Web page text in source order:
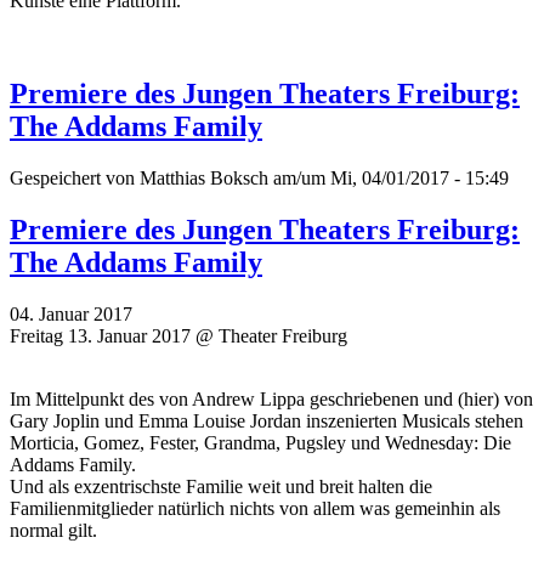
Premiere des Jungen Theaters Freiburg:
The Addams Family
Gespeichert von Matthias Boksch am/um Mi, 04/01/2017 - 15:49
Premiere des Jungen Theaters Freiburg:
The Addams Family
04. Januar 2017
Freitag 13. Januar 2017 @ Theater Freiburg
Im Mittelpunkt des von Andrew Lippa geschriebenen und (hier) von
Gary Joplin und Emma Louise Jordan inszenierten Musicals stehen
Morticia, Gomez, Fester, Grandma, Pugsley und Wednesday: Die
Addams Family.
Und als exzentrischste Familie weit und breit halten die
Familienmitglieder natürlich nichts von allem was gemeinhin als
normal gilt.